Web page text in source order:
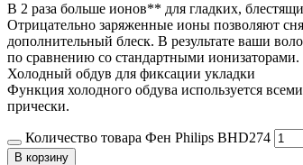
В 2 раза больше ионов** для гладких,
Отрицательно заряженные ионы позволяют
дополнительный блеск. В результате ваши
по сравнению со стандартными
Холодный обдув для фиксации укладки
Функция холодного обдува используется
прически.
Количество товара Фен Philips BHD274
В корзину